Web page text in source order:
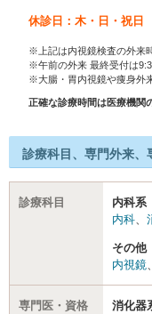
休診日：木・日・祝日
※上記は内視鏡検査の外来
※午前の外来 最終受付は
※大腸・胃内視鏡や痩身外
正確な診療時間は医療機関
診療科目、専門外来、
診療科目
内科系
内科
その他
内視鏡
専門医・資格
消化器